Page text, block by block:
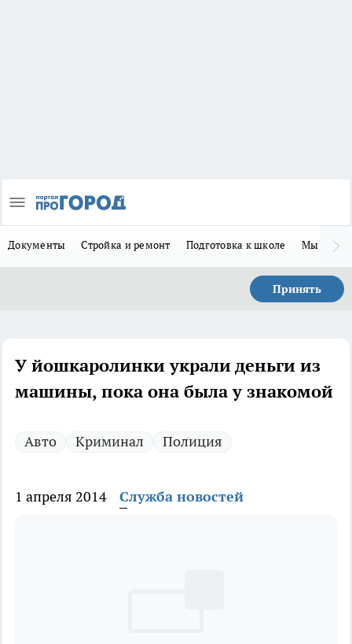
Документы Стройка и ремонт Подготовка к школе Мы в MAX
Принять
У йошкаролинки украли деньги из
машины, пока она была у знакомой
Авто Криминал Полиция
1 апреля 2014 Служба новостей